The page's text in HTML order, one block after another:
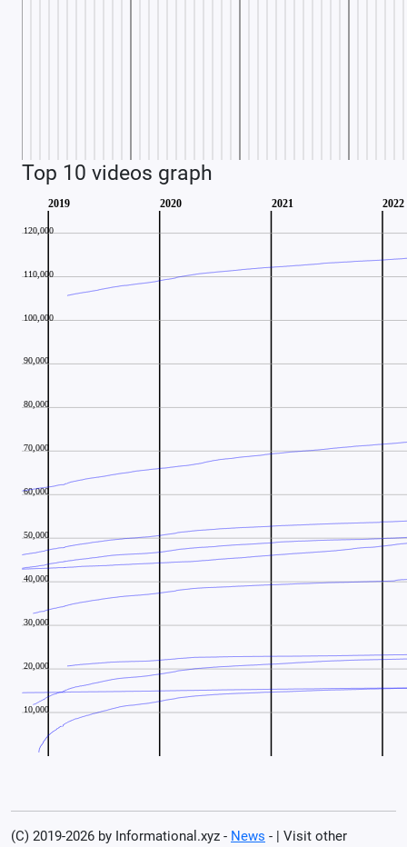
Top 10 videos graph
(C) 2019-2026 by Informational.xyz - News - | Visit other